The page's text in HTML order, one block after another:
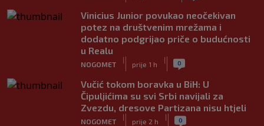
Vinicius Junior povukao neočekivan
potez na društvenim mrežama i
dodatno podgrijao priče o budućnosti
u Realu
NOGOMET
|
prije 1 h
| 0
Vučić tokom boravka u BiH: U
Čipuljićima su svi Srbi navijali za
Zvezdu, dresove Partizana nisu htjeli
NOGOMET
|
prije 2 h
| 0